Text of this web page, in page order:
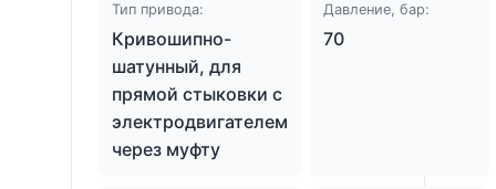
Тип привода:
Кривошипно-
шатунный, для
прямой стыковки с
электродвигателем
через муфту
Давление, бар:
70